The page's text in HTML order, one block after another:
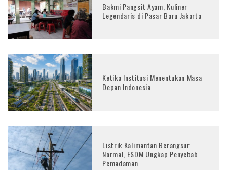
Bakmi Pangsit Ayam, Kuliner
Legendaris di Pasar Baru Jakarta
Ketika Institusi Menentukan Masa
Depan Indonesia
Listrik Kalimantan Berangsur
Normal, ESDM Ungkap Penyebab
Pemadaman